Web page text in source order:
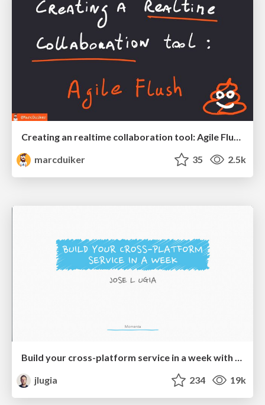
Creating an realtime collaboration tool: Agile Flush - .NET Oxford
marcduiker
35 2.5k
Build your cross-platform service in a week with App Engine
jlugia
234 19k